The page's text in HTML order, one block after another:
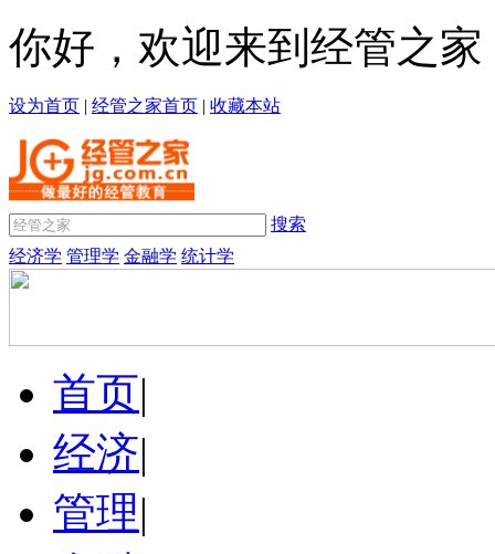
你好，欢迎来到经管之家
设为首页 | 经管之家首页 | 收藏本站
搜索
经济学 管理学 金融学 统计学
首页|
经济|
管理|